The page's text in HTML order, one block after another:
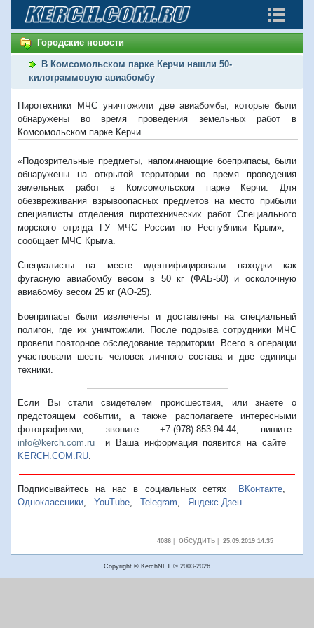
Городские новости
В Комсомольском парке Керчи нашли 50-
килограммовую авиабомбу
Пиротехники МЧС уничтожили две авиабомбы, которые были
обнаружены во время проведения земельных работ в
Комсомольском парке Керчи.
«Подозрительные предметы, напоминающие боеприпасы, были
обнаружены на открытой территории во время проведения
земельных работ в Комсомольском парке Керчи. Для
обезвреживания взрывоопасных предметов на место прибыли
специалисты отделения пиротехнических работ Специального
морского отряда ГУ МЧС России по Республики Крым», –
сообщает МЧС Крыма.
Специалисты на месте идентифицировали находки как
фугасную авиабомбу весом в 50 кг (ФАБ-50) и осколочную
авиабомбу весом 25 кг (АО-25).
Боеприпасы были извлечены и доставлены на специальный
полигон, где их уничтожили. После подрыва сотрудники МЧС
провели повторное обследование территории. Всего в операции
участвовали шесть человек личного состава и две единицы
техники.
Если Вы стали свидетелем происшествия, или знаете о
предстоящем событии, а также располагаете интересными
фотографиями, звоните +7-(978)-853-94-44, пишите
info@kerch.com.ru и Ваша информация появится на сайте
KERCH.COM.RU
Подписывайтесь на нас в социальных сетях ВКонтакте,
Одноклассники
YouTube Telegram Яндекс.Дзен
4086| обсудить| 25.09.2019 14:35
Copyright © KerchNET ® 2003-2026